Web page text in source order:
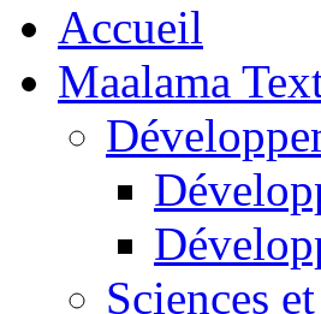
Accueil
Maalama
Sciences